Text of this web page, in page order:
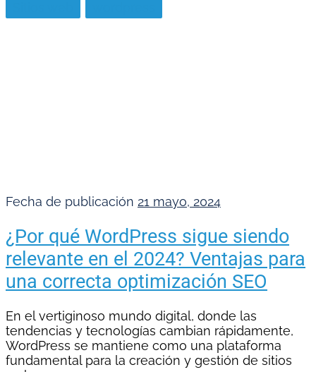
Fecha de publicación 21 mayo, 2024
¿Por qué WordPress sigue siendo
relevante en el 2024? Ventajas para
una correcta optimización SEO
En el vertiginoso mundo digital, donde las
tendencias y tecnologías cambian rápidamente,
WordPress se mantiene como una plataforma
fundamental para la creación y gestión de sitios